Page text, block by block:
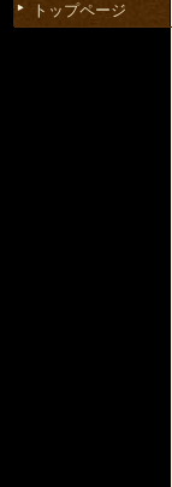
トップページ